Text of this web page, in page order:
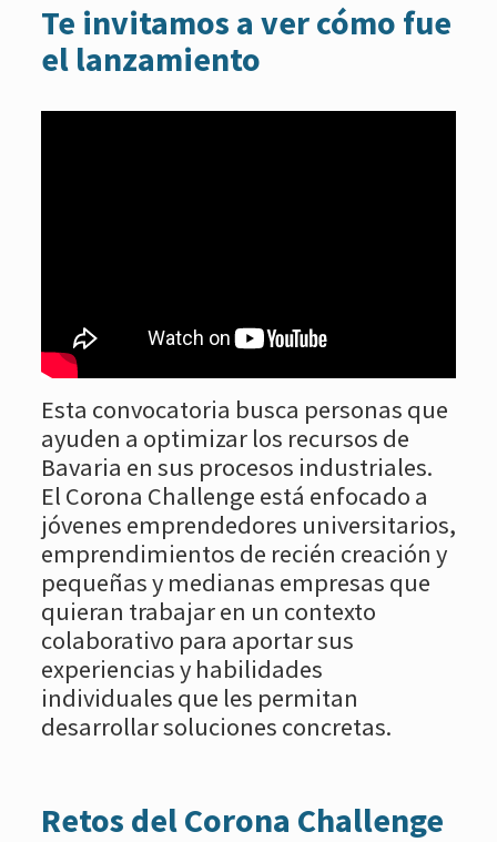
Te invitamos a ver cómo fue
el lanzamiento
Esta convocatoria busca personas que
ayuden a optimizar los recursos de
Bavaria en sus procesos industriales.
El Corona Challenge está enfocado a
jóvenes emprendedores universitarios,
emprendimientos de recién creación y
pequeñas y medianas empresas que
quieran trabajar en un contexto
colaborativo para aportar sus
experiencias y habilidades
individuales que les permitan
desarrollar soluciones concretas.
Retos del Corona Challenge